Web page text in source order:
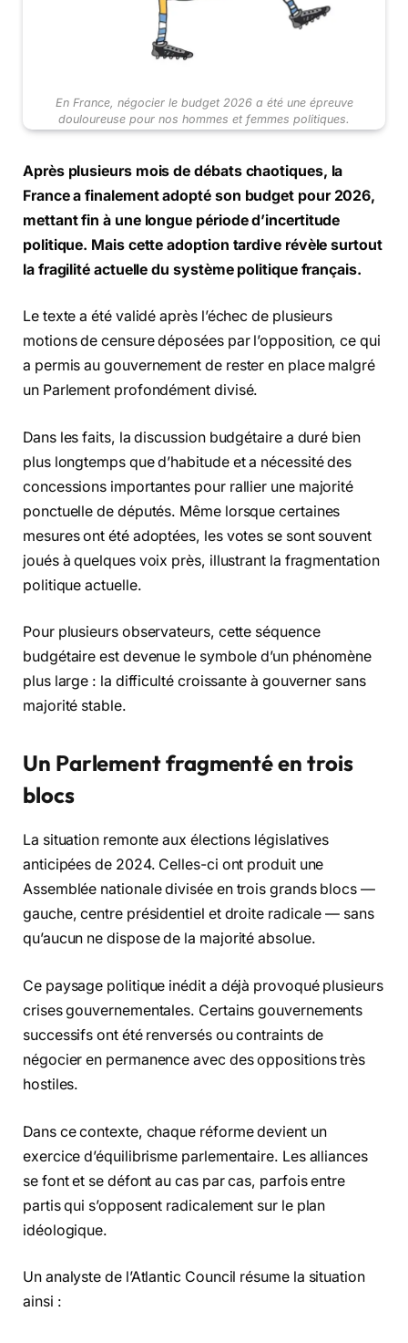
En France, négocier le budget 2026 a été une épreuve
douloureuse pour nos hommes et femmes politiques.
Après plusieurs mois de débats chaotiques, la
France a finalement adopté son budget pour 2026,
mettant fin à une longue période d’incertitude
politique. Mais cette adoption tardive révèle surtout
la fragilité actuelle du système politique français.
Le texte a été validé après l’échec de plusieurs
motions de censure déposées par l’opposition, ce qui
a permis au gouvernement de rester en place malgré
un Parlement profondément divisé.
Dans les faits, la discussion budgétaire a duré bien
plus longtemps que d’habitude et a nécessité des
concessions importantes pour rallier une majorité
ponctuelle de députés. Même lorsque certaines
mesures ont été adoptées, les votes se sont souvent
joués à quelques voix près, illustrant la fragmentation
politique actuelle.
Pour plusieurs observateurs, cette séquence
budgétaire est devenue le symbole d’un phénomène
plus large : la difficulté croissante à gouverner sans
majorité stable.
Un Parlement fragmenté en trois
blocs
La situation remonte aux élections législatives
anticipées de 2024. Celles-ci ont produit une
Assemblée nationale divisée en trois grands blocs —
gauche, centre présidentiel et droite radicale — sans
qu’aucun ne dispose de la majorité absolue.
Ce paysage politique inédit a déjà provoqué plusieurs
crises gouvernementales. Certains gouvernements
successifs ont été renversés ou contraints de
négocier en permanence avec des oppositions très
hostiles.
Dans ce contexte, chaque réforme devient un
exercice d’équilibrisme parlementaire. Les alliances
se font et se défont au cas par cas, parfois entre
partis qui s’opposent radicalement sur le plan
idéologique.
Un analyste de l’Atlantic Council résume la situation
ainsi :